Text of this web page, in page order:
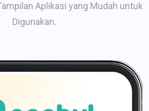
Aplikasi yang Mudah untuk
Digunakan.